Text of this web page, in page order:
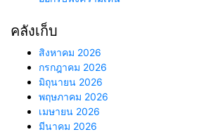
คลังเก็บ
สิงหาคม 2026
กรกฎาคม 2026
มิถุนายน 2026
พฤษภาคม 2026
เมษายน 2026
มีนาคม 2026